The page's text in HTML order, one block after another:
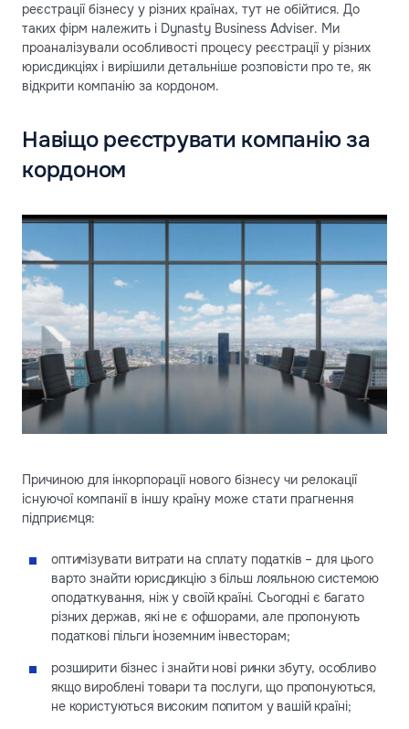
реєстрації бізнесу у різних країнах, тут не обійтися. До
таких фірм належить і Dynasty Business Adviser. Ми
проаналізували особливості процесу реєстрації у різних
юрисдикціях і вирішили детальніше розповісти про те, як
відкрити компанію за кордоном.
Навіщо реєструвати компанію за
кордоном
Причиною для інкорпорації нового бізнесу чи релокації
існуючої компанії в іншу країну може стати прагнення
підприємця:
оптимізувати витрати на сплату податків – для цього
варто знайти юрисдикцію з більш лояльною системою
оподаткування, ніж у своїй країні. Сьогодні є багато
різних держав, які не є офшорами, але пропонують
податкові пільги іноземним інвесторам;
розширити бізнес і знайти нові ринки збуту, особливо
якщо вироблені товари та послуги, що пропонуються,
не користуються високим попитом у вашій країні;